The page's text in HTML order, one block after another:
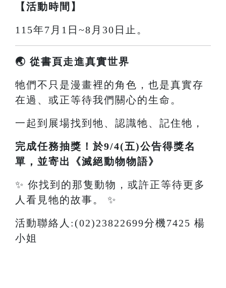
【活動時間】
115年7月1日~8月30日止。
🌏 從書頁走進真實世界
牠們不只是漫畫裡的角色，也是真實存
在過、或正等待我們關心的生命。
一起到展場找到牠、認識牠、記住牠，
完成任務抽獎！於9/4(五)公告得獎名
單，並寄出《滅絕動物物語》
✨ 你找到的那隻動物，或許正等待更多
人看見牠的故事。 ✨
活動聯絡人:(02)23822699分機7425 楊
小姐